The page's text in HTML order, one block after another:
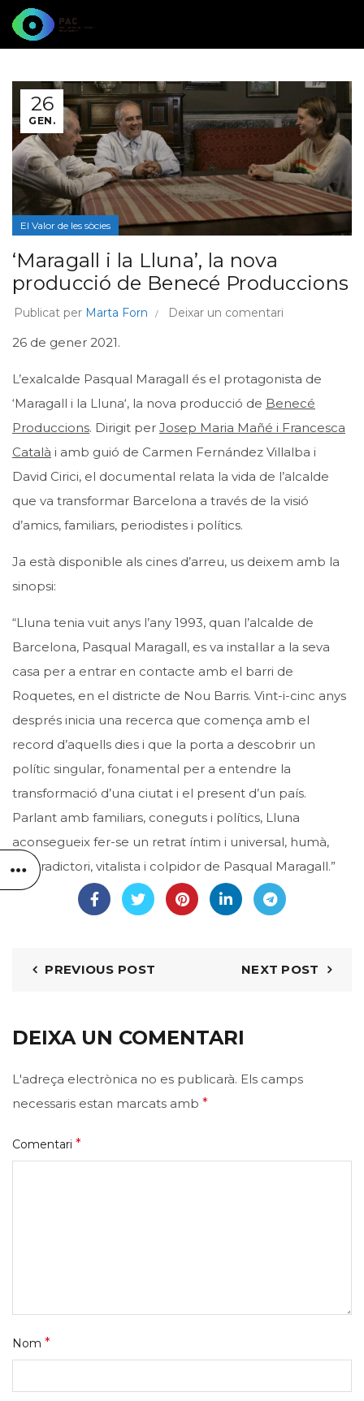
26
GEN.
El Valor de les sòcies
‘Maragall i la Lluna’, la nova
producció de Benecé Produccions
Publicat per Marta Forn Deixar un comentari
26 de gener 2021.
L’exalcalde Pasqual Maragall és el protagonista de
‘Maragall i la Lluna‘, la nova producció de Benecé
Produccions. Dirigit per Josep Maria Mañé i Francesca
Català i amb guió de Carmen Fernández Villalba i
David Cirici, el documental relata la vida de l’alcalde
que va transformar Barcelona a través de la visió
d’amics, familiars, periodistes i polítics.
Ja està disponible als cines d’arreu, us deixem amb la
sinopsi:
“Lluna tenia vuit anys l’any 1993, quan l’alcalde de
Barcelona, Pasqual Maragall, es va instal·lar a la seva
casa per a entrar en contacte amb el barri de
Roquetes, en el districte de Nou Barris. Vint-i-cinc anys
després inicia una recerca que comença amb el
record d’aquells dies i que la porta a descobrir un
polític singular, fonamental per a entendre la
transformació d’una ciutat i el present d’un país.
Parlant amb familiars, coneguts i polítics, Lluna
aconsegueix fer-se un retrat íntim i universal, humà,
contradictori, vitalista i colpidor de Pasqual Maragall.”⠀
PREVIOUS POST NEXT POST
DEIXA UN COMENTARI
L'adreça electrònica no es publicarà. Els camps
necessaris estan marcats amb *
Comentari *
Nom *